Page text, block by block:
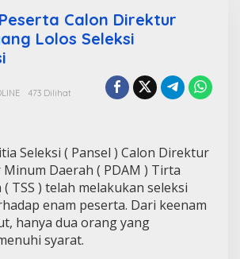
Calon Direktur
Lolos Seleksi
473 Dilihat
Seleksi ( Pansel ) Calon Direktur
Daerah ( PDAM ) Tirta
TSS ) telah melakukan seleksi
enam peserta. Dari keenam
hanya dua orang yang
syarat.